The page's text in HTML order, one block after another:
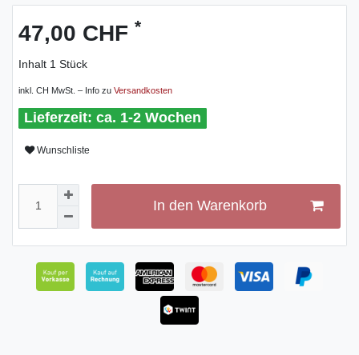
47,00 CHF *
Inhalt 1 Stück
inkl. CH MwSt. – Info zu Versandkosten
ca. 1-2 Wochen
Wunschliste
In den Warenkorb